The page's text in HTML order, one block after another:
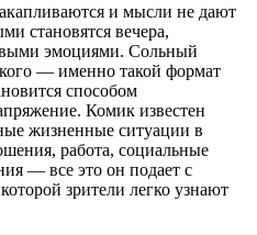
и мысли не дают
становятся вечера,
эмоциями. Сольный
— именно такой формат
способом
Комик известен
жизненные ситуации в
работа, социальные
— все это он подает с
зрители легко узнают